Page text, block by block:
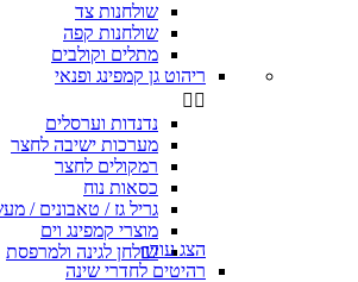
שולחנות צד
שולחנות קפה
מתלים וקולבים
ריהוט גן קמפינג ופנאי
 
נדנדות וערסלים
מערכות ישיבה לחצר
רמקולים לחצר
כסאות נוח
גריל גז / טאבונים /
מוצרי קמפינג וים
שולחן לגינה ולמרפסתהצג עוד
רהיטים לחדרי שינה